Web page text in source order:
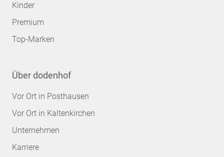
Kinder
Premium
Top-Marken
Über dodenhof
Vor Ort in Posthausen
Vor Ort in Kaltenkirchen
Unternehmen
Karriere